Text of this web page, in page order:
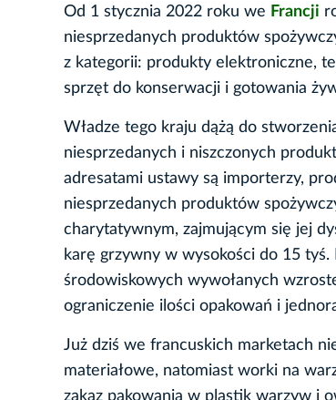
Od 1 stycznia 2022 roku we Francji
niesprzedanych produktów
z kategorii: produkty elektroniczne,
sprzęt do konserwacji i gotowania
Władze tego kraju dążą do
niesprzedanych i niszczonych
adresatami ustawy są importerzy,
niesprzedanych produktów
charytatywnym, zajmującym się jej
karę grzywny w wysokości do 15
środowiskowych wywołanych
ograniczenie ilości opakowań i
Już dziś we francuskich marketach
materiałowe, natomiast worki na
zakaz pakowania w plastik warzyw i